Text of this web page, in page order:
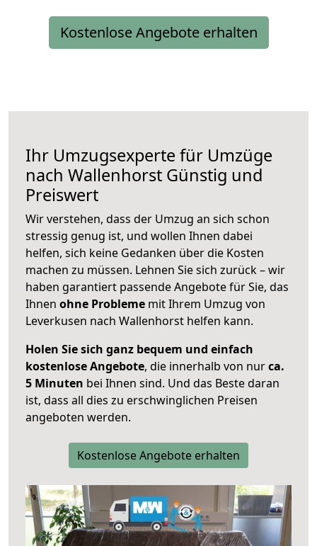
Kostenlose Angebote erhalten
Ihr Umzugsexperte für Umzüge
nach Wallenhorst Günstig und
Preiswert
Wir verstehen, dass der Umzug an sich schon
stressig genug ist, und wollen Ihnen dabei
helfen, sich keine Gedanken über die Kosten
machen zu müssen. Lehnen Sie sich zurück – wir
haben garantiert passende Angebote für Sie, das
Ihnen ohne Probleme mit Ihrem Umzug von
Leverkusen nach Wallenhorst helfen kann.
Holen Sie sich ganz bequem und einfach
kostenlose Angebote, die innerhalb von nurca.
5 Minuten bei Ihnen sind. Und das Beste daran
ist, dass all dies zu erschwinglichen Preisen
angeboten werden.
Kostenlose Angebote erhalten